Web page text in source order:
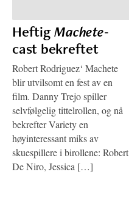
HeftigMachete-
cast bekreftet
Robert Rodriguez‘ Machete
blir utvilsomt en fest av en
film. Danny Trejo spiller
selvfølgelig tittelrollen, og nå
bekrefter Variety en
høyinteressant miks av
skuespillere i birollene: Robert
De Niro, Jessica […]